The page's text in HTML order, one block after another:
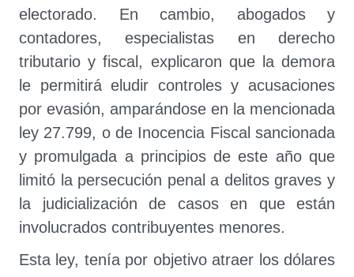
electorado. En cambio, abogados y
contadores, especialistas en derecho
tributario y fiscal, explicaron que la demora
le permitirá eludir controles y acusaciones
por evasión, amparándose en la mencionada
ley 27.799, o de Inocencia Fiscal sancionada
y promulgada a principios de este año que
limitó la persecución penal a delitos graves y
la judicialización de casos en que están
involucrados contribuyentes menores.
Esta ley, tenía por objetivo atraer los dólares